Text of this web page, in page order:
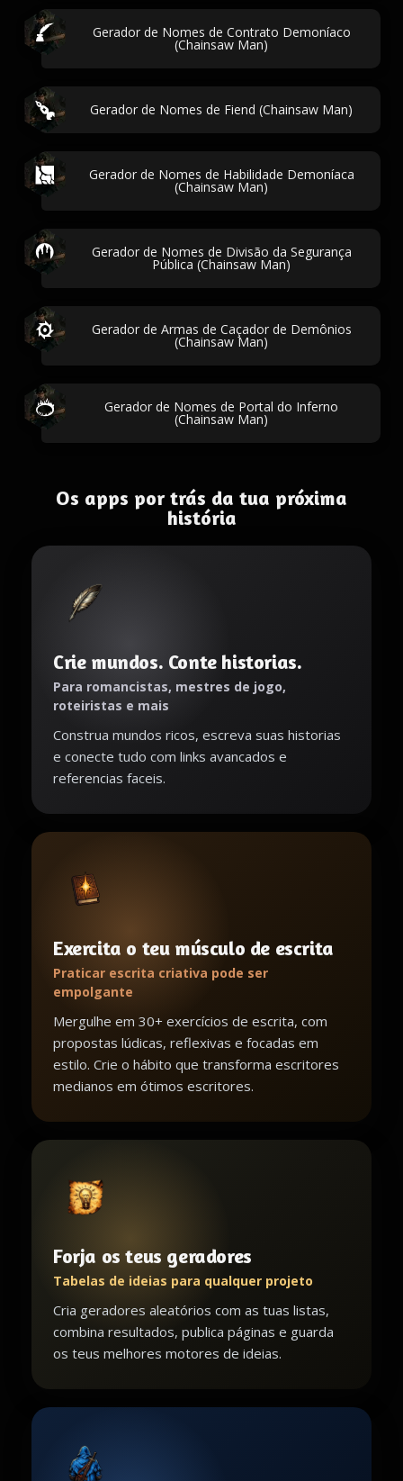
Gerador de Nomes de Contrato Demoníaco
(Chainsaw Man)
Gerador de Nomes de Fiend (Chainsaw Man)
Gerador de Nomes de Habilidade Demoníaca
(Chainsaw Man)
Gerador de Nomes de Divisão da Segurança
Pública (Chainsaw Man)
Gerador de Armas de Caçador de Demônios
(Chainsaw Man)
Gerador de Nomes de Portal do Inferno
(Chainsaw Man)
Os apps por trás da tua próxima
história
Crie mundos. Conte historias.
Para romancistas, mestres de jogo,
roteiristas e mais
Construa mundos ricos, escreva suas historias
e conecte tudo com links avancados e
referencias faceis.
Exercita o teu músculo de escrita
Praticar escrita criativa pode ser
empolgante
Mergulhe em 30+ exercícios de escrita, com
propostas lúdicas, reflexivas e focadas em
estilo. Crie o hábito que transforma escritores
medianos em ótimos escritores.
Forja os teus geradores
Tabelas de ideias para qualquer projeto
Cria geradores aleatórios com as tuas listas,
combina resultados, publica páginas e guarda
os teus melhores motores de ideias.